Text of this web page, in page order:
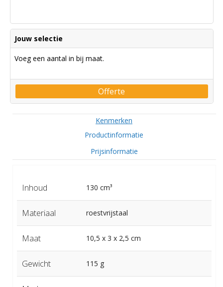
Jouw selectie
Voeg een aantal in bij maat.
Offerte
Kenmerken
Productinformatie
Prijsinformatie
Inhoud 130 cm³
Materiaal roestvrijstaal
Maat 10,5 x 3 x 2,5 cm
Gewicht 115 g